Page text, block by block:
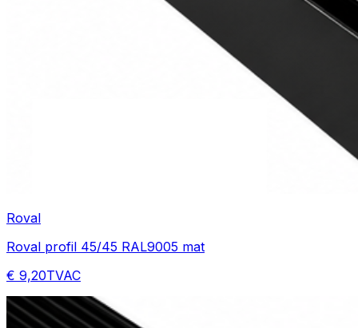
Roval
Roval profil 45/45 RAL9005 mat
€ 9,20TVAC